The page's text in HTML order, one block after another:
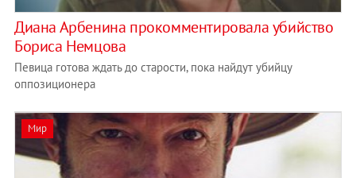
Диана Арбенина прокомментировала убийство
Бориса Немцова
Певица готова ждать до старости, пока найдут убийцу
оппозиционера
Мир